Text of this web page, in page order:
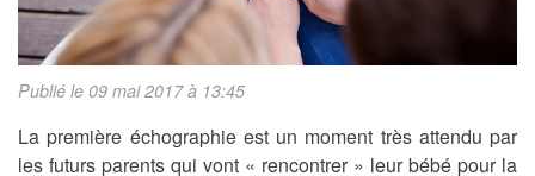
Publié le 09 mai 2017 à 13:45
La première échographie est un moment très attendu par
les futurs parents qui vont « rencontrer » leur bébé pour la